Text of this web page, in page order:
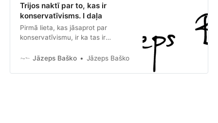
bet ir pri…
Trijos naktī par to, kas ir
konservatīvisms. I daļa
Pirmā lieta, kas jāsaprot par
konservatīvismu, ir ka tas ir
dabu. Šī lietu daba izpaužas
artikulē, vai ne. Gravitācija strādā
Jāzeps Baško Jāzeps Baško